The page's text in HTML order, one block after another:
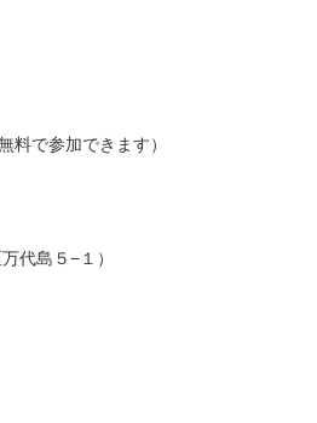
で参加できます）
代島５−１）